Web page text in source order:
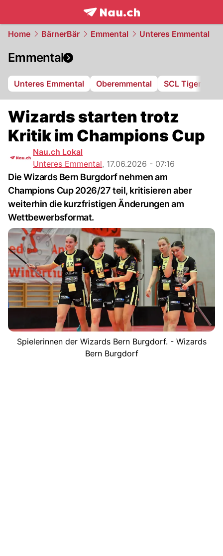
frontpage.NAU.ch
Home BärnerBär Emmental Unteres Emmental
Emmental
Unteres Emmental Oberemmental SCL Tigers
Wizards starten trotz
Kritik im Champions Cup
Nau.ch Lokal
Unteres Emmental, 17.06.2026 - 07:16
Die Wizards Bern Burgdorf nehmen am
Champions Cup 2026/27 teil, kritisieren aber
weiterhin die kurzfristigen Änderungen am
Wettbewerbsformat.
Spielerinnen der Wizards Bern Burgdorf. - Wizards
Bern Burgdorf